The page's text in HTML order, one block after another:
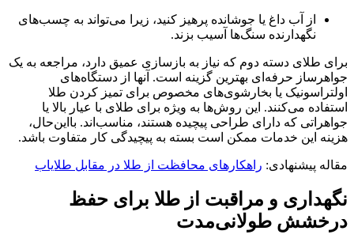
از آب داغ یا جوشانده پرهیز کنید، زیرا می‌تواند به چسب‌های
نگهدارنده سنگ‌ها آسیب بزند.
برای طلای دسته دوم که نیاز به بازسازی عمیق دارد، مراجعه به یک
جواهرساز حرفه‌ای بهترین گزینه است. آنها از دستگاه‌های
اولتراسونیک یا بخارشوی‌های مخصوص برای تمیز کردن طلا
استفاده می‌کنند. این روش‌ها به ویژه برای طلای با عیار بالا یا
جواهراتی که دارای طراحی پیچیده هستند، مناسب‌اند. بااین‌حال،
هزینه این خدمات ممکن است بسته به پیچیدگی کار متفاوت باشد.
مقاله پیشنهادی: راهکارهای محافظت از طلا در مقابل طلایاب
نگهداری و مراقبت از طلا برای حفظ
درخشش طولانی‌مدت